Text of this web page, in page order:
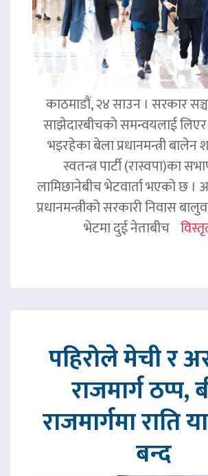
काठमाडौं, २४ साउन । सरकार
साझेदारबीचको समन्वयलाई लिएर
भइरहेका बेला प्रधानमन्त्री बालेन
स्वतन्त्र पार्टी (रास्वपा)का
लामिछानेबीच भेटवार्ता भएको छ
प्रधानमन्त्रीको सरकारी निवास
भेटमा दुई नेताबीच
पहिरोले मेची र
राजमार्ग ठप्प,
राजमार्गमा राति
बन्द